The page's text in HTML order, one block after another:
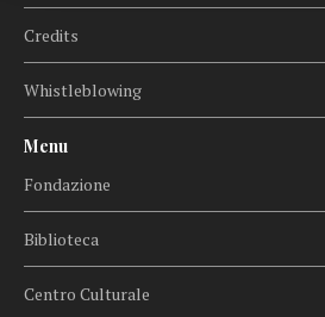
Credits
Whistleblowing
Menu
Fondazione
Biblioteca
Centro Culturale